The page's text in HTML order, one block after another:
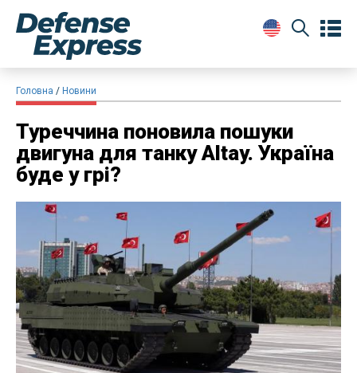
Головна Новини
Туреччина поновила пошуки
двигуна для танку Altay. Україна
буде у грі?